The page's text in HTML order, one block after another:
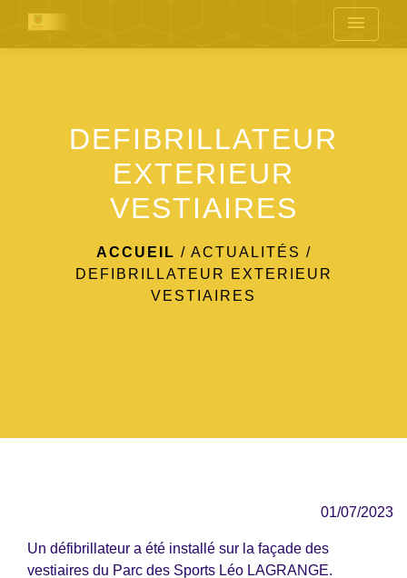
menu
DEFIBRILLATEUR
EXTERIEUR
VESTIAIRES
ACCUEIL / ACTUALITÉS /
DEFIBRILLATEUR EXTERIEUR
VESTIAIRES
01/07/2023
Un défibrillateur a été installé sur la façade des
vestiaires du Parc des Sports Léo LAGRANGE.